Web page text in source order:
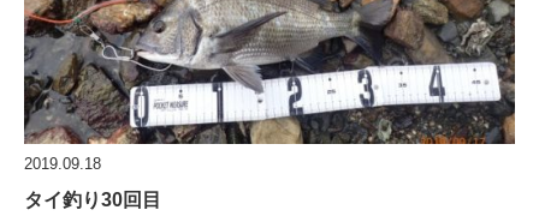
2019.09.18
タイ釣り30回目